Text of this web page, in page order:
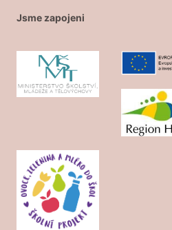
Jsme zapojeni